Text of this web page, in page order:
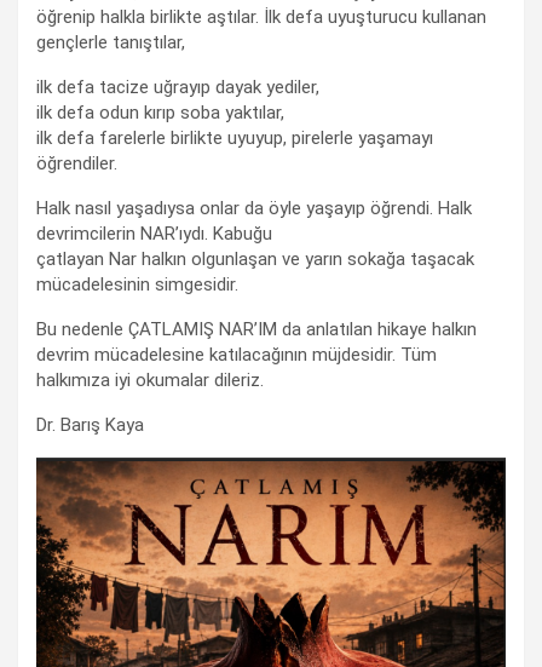
öğrenip halkla birlikte aştılar. İlk defa uyuşturucu kullanan
gençlerle tanıştılar,
ilk defa tacize uğrayıp dayak yediler,
ilk defa odun kırıp soba yaktılar,
ilk defa farelerle birlikte uyuyup, pirelerle yaşamayı
öğrendiler.
Halk nasıl yaşadıysa onlar da öyle yaşayıp öğrendi. Halk
devrimcilerin NAR’ıydı. Kabuğu
çatlayan Nar halkın olgunlaşan ve yarın sokağa taşacak
mücadelesinin simgesidir.
Bu nedenle ÇATLAMIŞ NAR’IM da anlatılan hikaye halkın
devrim mücadelesine katılacağının müjdesidir. Tüm
halkımıza iyi okumalar dileriz.
Dr. Barış Kaya